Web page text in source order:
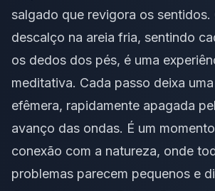
salgado que revigora os sentidos.
descalço na areia fria, sentindo
os dedos dos pés, é uma
meditativa. Cada passo deixa
efêmera, rapidamente apagada
avanço das ondas. É um
conexão com a natureza, onde
problemas parecem pequenos e